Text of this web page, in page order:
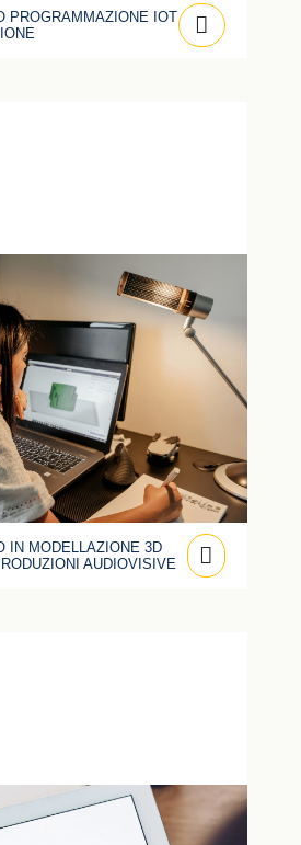
PROGRAMMAZIONE IOT
IN MODELLAZIONE 3D
AUDIOVISIVE